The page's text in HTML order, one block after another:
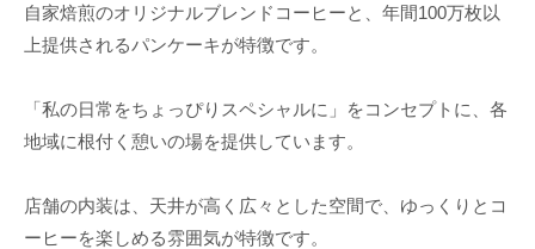
自家焙煎のオリジナルブレンドコーヒーと、年間100万枚以
上提供されるパンケーキが特徴です。
「私の日常をちょっぴりスペシャルに」をコンセプトに、各
地域に根付く憩いの場を提供しています。
店舗の内装は、天井が高く広々とした空間で、ゆっくりとコ
ーヒーを楽しめる雰囲気が特徴です。